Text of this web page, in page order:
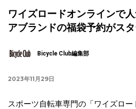
ワイズロードオンラインで
アブランドの福袋予約がス
Bicycle Club編集部
2023年11月29日
スポーツ自転車専門の「ワイズロー